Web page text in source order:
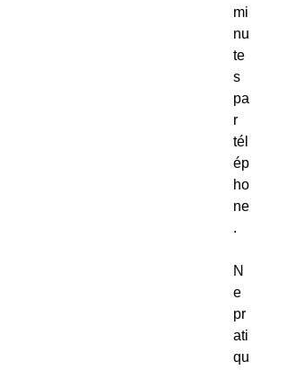
mi
nu
te
s
pa
r
tél
ép
ho
ne
.
N
e
pr
ati
qu